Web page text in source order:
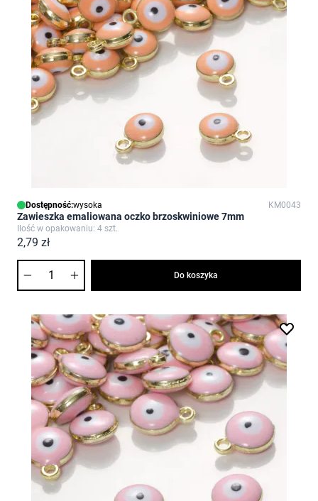
Dostępność:wysoka KM0043
Zawieszka emaliowana oczko brzoskwiniowe 7mm
Ilość w opakowaniu: 4 szt.
2,79 zł
Do koszyka